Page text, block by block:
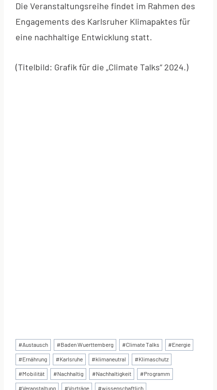
Die Veranstaltungsreihe findet im Rahmen des
Engagements des Karlsruher Klimapaktes für
eine nachhaltige Entwicklung statt.
(Titelbild: Grafik für die „Climate Talks“ 2024.)
Schlagworte:
#Austausch #Baden Wuerttemberg #Climate Talks #Energie
#Ernährung #Karlsruhe #klimaneutral #Klimaschutz
#Mobilität #Nachhaltig #Nachhaltigkeit #Programm
#Veranstaltung #Vorträge #wissenschaftlich